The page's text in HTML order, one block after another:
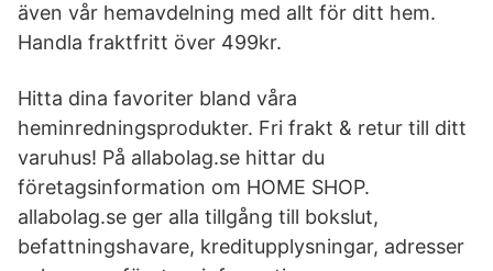
även vår hemavdelning med allt för ditt hem.
Handla fraktfritt över 499kr.
Hitta dina favoriter bland våra
heminredningsprodukter. Fri frakt & retur till ditt
varuhus! På allabolag.se hittar du
företagsinformation om HOME SHOP.
allabolag.se ger alla tillgång till bokslut,
befattningshavare, kreditupplysningar, adresser